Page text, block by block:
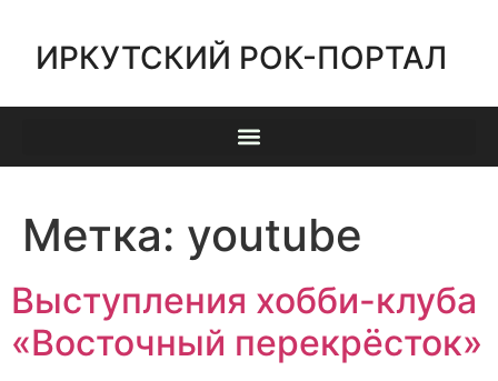
ИРКУТСКИЙ РОК-ПОРТАЛ
Метка: youtube
Выступления хобби-клуба
«Восточный перекрёсток»